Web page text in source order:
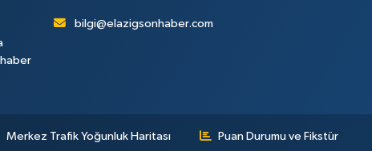
haber
bilgi@elazigsonhaber.com
Merkez Trafik Yoğunluk Haritası Puan Durumu ve Fikstür